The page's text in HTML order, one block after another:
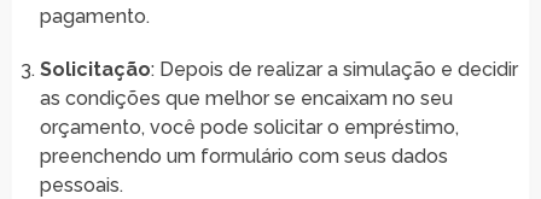
pagamento.
Solicitação: Depois de realizar a simulação e decidir
as condições que melhor se encaixam no seu
orçamento, você pode solicitar o empréstimo,
preenchendo um formulário com seus dados
pessoais.